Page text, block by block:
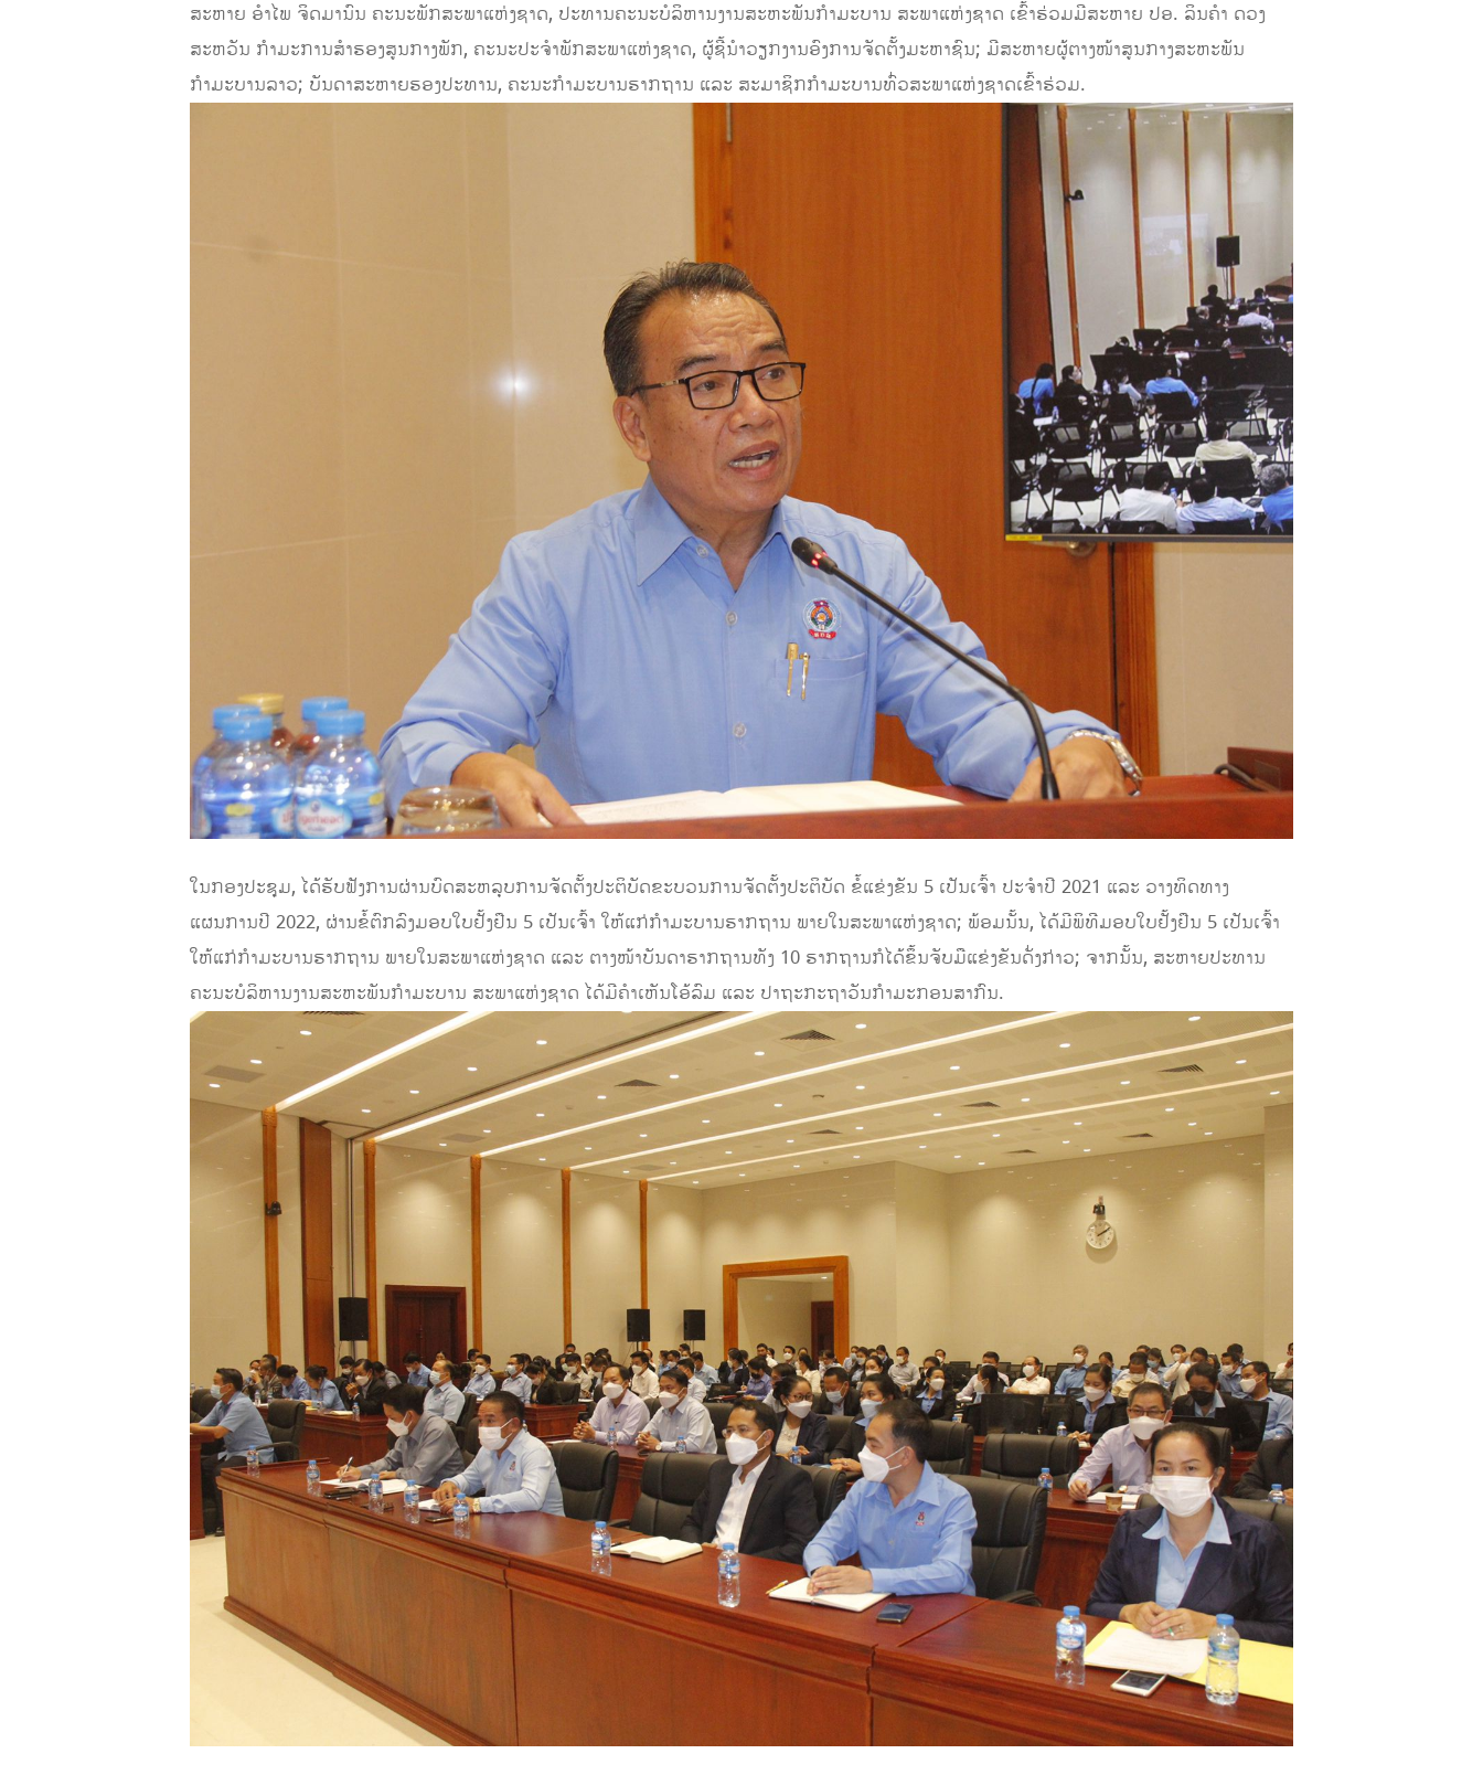
ສະຫາຍ ອຳໄພ ຈິດມານົນ ຄະນະພັກສະພາແຫ່ງຊາດ, ປະທານຄະນະບໍລິຫານງານສະຫະພັນກຳມະບານ ສະພາແຫ່ງຊາດ ເຂົ້າຮ່ວມມີສະຫາຍ ປອ. ລິນຄຳ ດວງ
ສະຫວັນ ກຳມະການສຳຮອງສູນກາງພັກ, ຄະນະປະຈຳພັກສະພາແຫ່ງຊາດ, ຜູ້ຊີ້ນໍາວຽກງານອົງການຈັດຕັ້ງມະຫາຊົນ; ມີສະຫາຍຜູ້ຕາງໜ້າສູນກາງສະຫະພັນ
ກຳມະບານລາວ; ບັນດາສະຫາຍຮອງປະທານ, ຄະນະກຳມະບານຮາກຖານ ແລະ ສະມາຊິກກຳມະບານທົ່ວສະພາແຫ່ງຊາດເຂົ້າຮ່ວມ.
ໃນກອງປະຊຸມ, ໄດ້ຮັບຟັງການຜ່ານບົດສະຫລຸບການຈັດຕັ້ງປະຕິບັດຂະບວນການຈັດຕັ້ງປະຕິບັດ ຂໍ້ແຂ່ງຂັນ 5 ເປັນເຈົ້າ ປະຈຳປີ 2021 ແລະ ວາງທິດທາງ
ແຜນການປີ 2022, ຜ່ານຂໍ້ຕົກລົງມອບໃບຢັ້ງຢືນ 5 ເປັນເຈົ້າ ໃຫ້ແກ່ກຳມະບານຮາກຖານ ພາຍໃນສະພາແຫ່ງຊາດ; ພ້ອມນັ້ນ, ໄດ້ມີພິທີມອບໃບຢັ້ງຢືນ 5 ເປັນເຈົ້າ
ໃຫ້ແກ່ກຳມະບານຮາກຖານ ພາຍໃນສະພາແຫ່ງຊາດ ແລະ ຕາງໜ້າບັນດາຮາກຖານທັງ 10 ຮາກຖານກໍໄດ້ຂຶ້ນຈັບມືແຂ່ງຂັນດັ່ງກ່າວ; ຈາກນັ້ນ, ສະຫາຍປະທານ
ຄະນະບໍລິຫານງານສະຫະພັນກຳມະບານ ສະພາແຫ່ງຊາດ ໄດ້ມີຄຳເຫັນໂອ້ລົມ ແລະ ປາຖະກະຖາວັນກຳມະກອນສາກົນ.